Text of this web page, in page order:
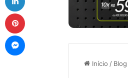
Início / Blog